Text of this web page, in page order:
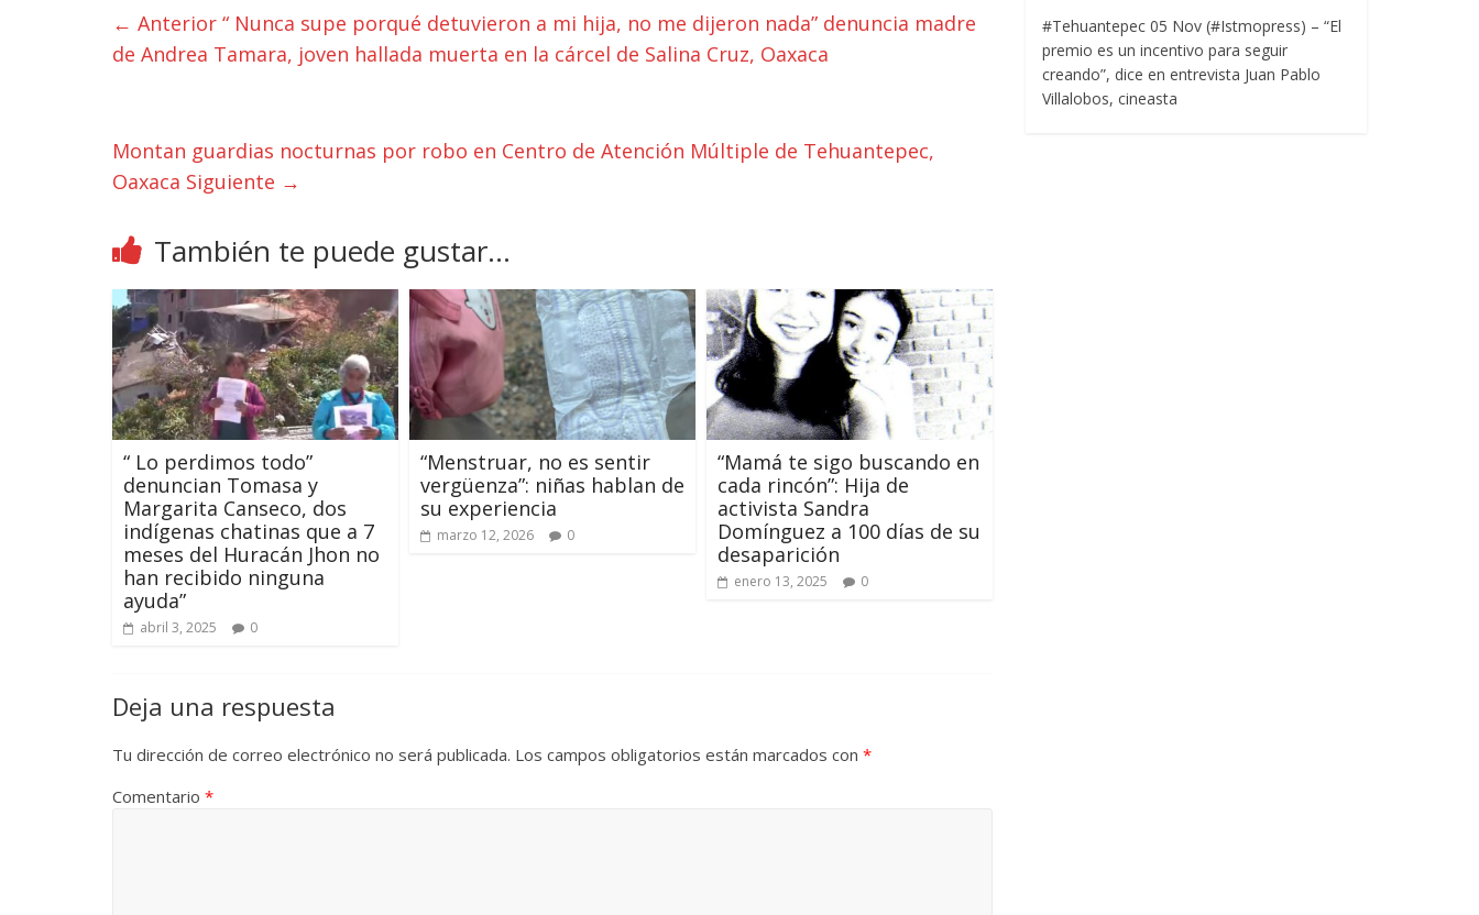
← Anterior “ Nunca supe porqué detuvieron a mi hija, no me dijeron nada” denuncia madre
de Andrea Tamara, joven hallada muerta en la cárcel de Salina Cruz, Oaxaca
Montan guardias nocturnas por robo en Centro de Atención Múltiple de Tehuantepec,
Oaxaca Siguiente →
También te puede gustar...
“ Lo perdimos todo”
denuncian Tomasa y
Margarita Canseco, dos
indígenas chatinas que a 7
meses del Huracán Jhon no
han recibido ninguna
ayuda”
abril 3, 2025 0
“Menstruar, no es sentir
vergüenza”: niñas hablan de
su experiencia
marzo 12, 2026 0
“Mamá te sigo buscando en
cada rincón”: Hija de
activista Sandra
Domínguez a 100 días de su
desaparición
enero 13, 2025 0
Deja una respuesta
Tu dirección de correo electrónico no será publicada. Los campos obligatorios están marcados con *
Comentario *
#Tehuantepec 05 Nov (#Istmopress) – “El
premio es un incentivo para seguir
creando”, dice en entrevista Juan Pablo
Villalobos, cineasta